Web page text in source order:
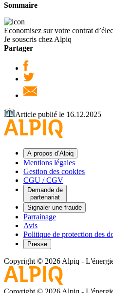
Sommaire
Economisez sur votre contrat
Je souscris chez Alpiq
Partager
Article publié le 16.12.2025
A propos d’Alpiq
Mentions légales
Gestion des cookies
CGU / CGV
Demande de
partenariat
Signaler une fraude
Parrainage
Avis
Politique de protection des
Presse
Copyright © 2026 Alpiq -
Copyright © 2026 Alpiq -